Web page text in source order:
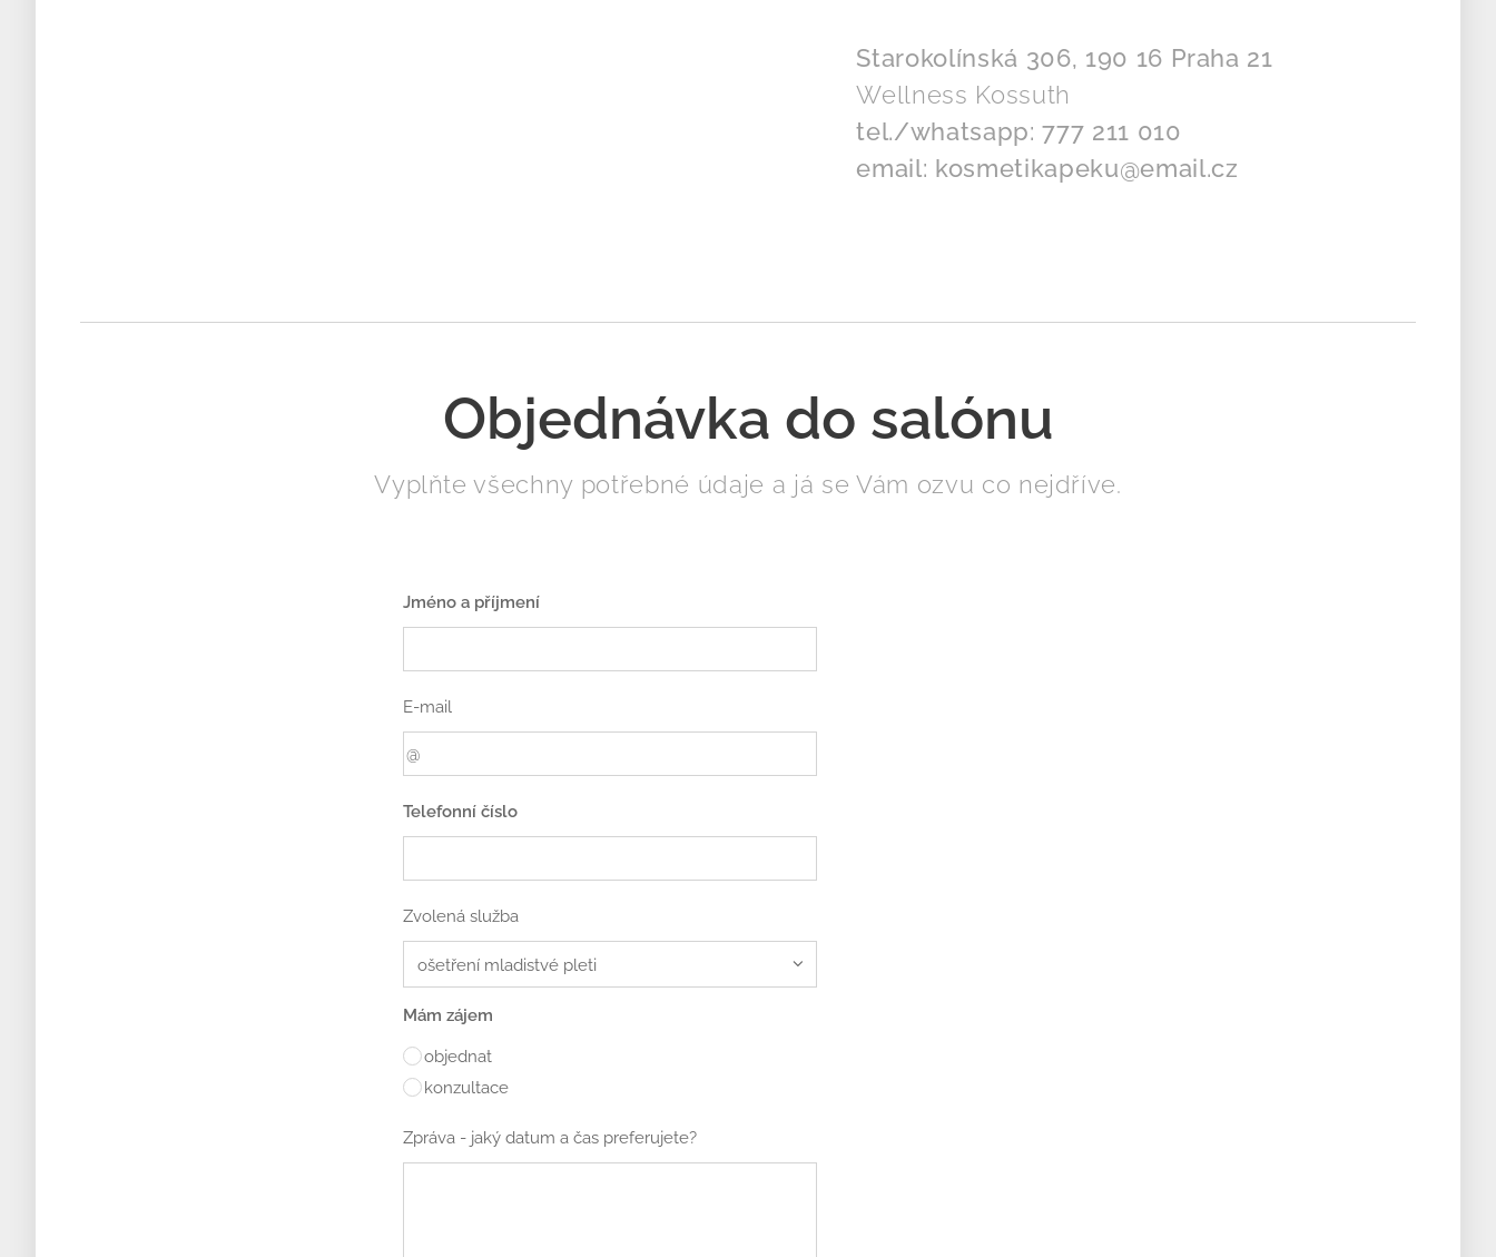
Starokolínská 306, 190 16 Praha 21
Wellness Kossuth
tel./whatsapp: 777 211 010
email: kosmetikapeku@email.cz
Objednávka do salónu
Vyplňte všechny potřebné údaje a já se Vám ozvu co nejdříve.
Jméno a příjmení
E-mail
Telefonní číslo
Zvolená služba
Mám zájem
objednat
konzultace
Zpráva - jaký datum a čas preferujete?